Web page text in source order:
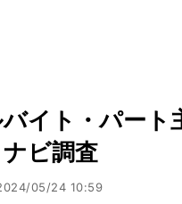
イト・パート
ビ調査
05/24 10:59